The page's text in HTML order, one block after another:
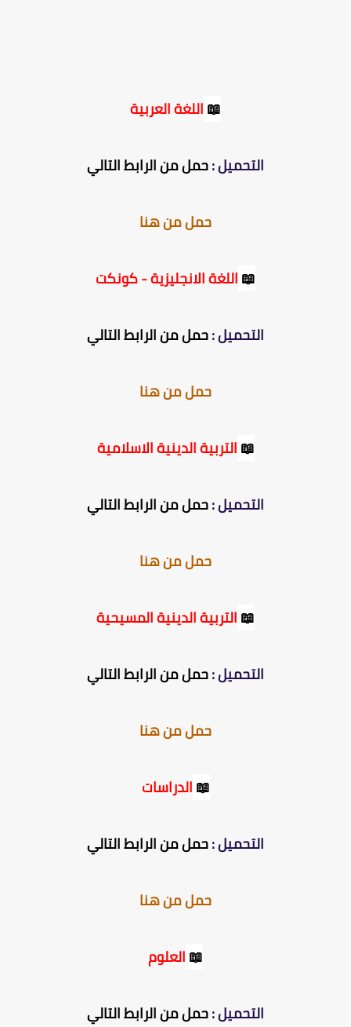
📖اللغة العربية
التحميل :حمل من الرابط التالي
حمل من هنا
📖اللغة الانجليزية - كونكت
التحميل :حمل من الرابط التالي
حمل من هنا
📖التربية الدينية الاسلامية
التحميل :حمل من الرابط التالي
حمل من هنا
📖التربية الدينية المسيحية
التحميل :حمل من الرابط التالي
حمل من هنا
📖الدراسات
التحميل :حمل من الرابط التالي
حمل من هنا
📖العلوم
التحميل :حمل من الرابط التالي